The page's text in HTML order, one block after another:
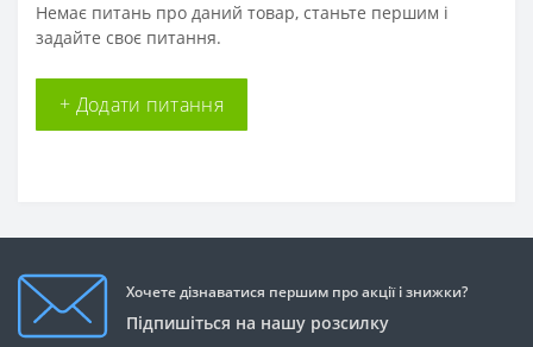
Немає питань про даний товар, станьте першим і
задайте своє питання.
+ Додати питання
Хочете дізнаватися першим про акції і знижки?
Підпишіться на нашу розсилку